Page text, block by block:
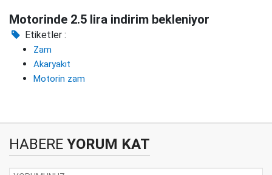
Motorinde 2.5 lira indirim bekleniyor
Etiketler :
Zam
Akaryakıt
Motorin zam
HABERE YORUM KAT